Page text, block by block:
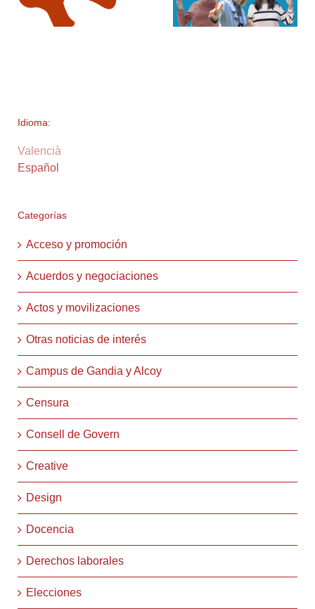
Idioma:
Valencià
Español
Categorías
Acceso y promoción
Acuerdos y negociaciones
Actos y movilizaciones
Otras noticias de interés
Campus de Gandia y Alcoy
Censura
Consell de Govern
Creative
Design
Docencia
Derechos laborales
Elecciones